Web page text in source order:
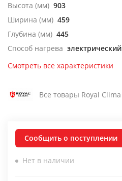
Высота (мм) 903
Ширина (мм) 459
Глубина (мм) 445
Способ нагрева электрический
Смотреть все характеристики
Все товары Royal Clima
Сообщить о поступлении
Нет в наличии